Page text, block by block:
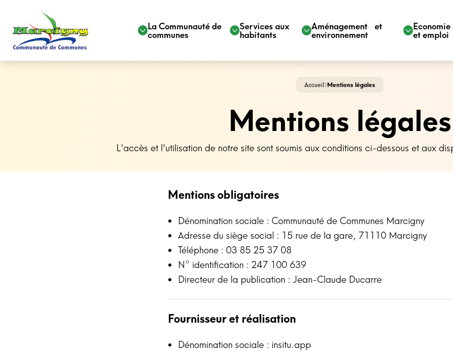
La Communauté de
communes
Services aux
habitants
Aménagement et
environnement
Economie
et emploi
Accueil Mentions légales
Mentions légales
L'accès et l'utilisation de notre site sont soumis aux conditions ci-dessous et aux
Mentions obligatoires
Dénomination sociale : Communauté de Communes Marcigny
Adresse du siège social : 15 rue de la gare, 71110 Marcigny
Téléphone : 03 85 25 37 08
N° identification : 247 100 639
Directeur de la publication : Jean-Claude Ducarre
Fournisseur et réalisation
Dénomination sociale : insitu.app